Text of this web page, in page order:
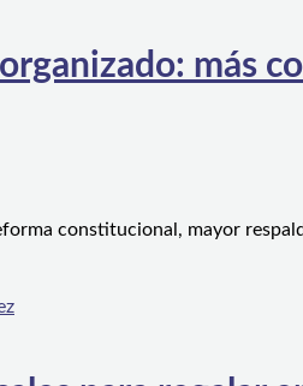
más
constitucional, mayor